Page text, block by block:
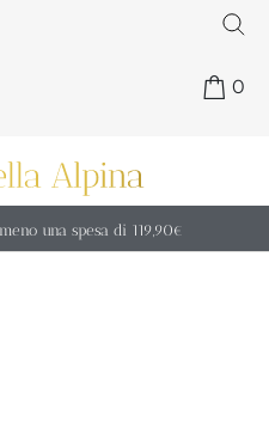
0
una spesa di 119,90€